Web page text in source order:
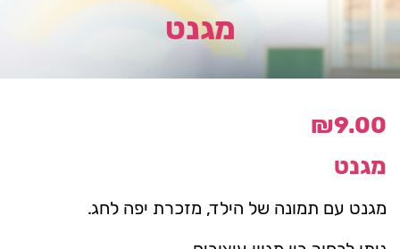
מגנט
₪9.00
מגנט
מגנט עם תמונה של הילד, מזכרת יפה לחג.